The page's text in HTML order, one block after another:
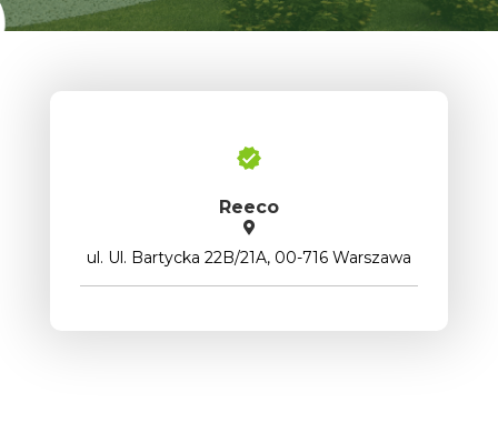
Reeco
ul. Ul. Bartycka 22B/21A, 00-716 Warszawa